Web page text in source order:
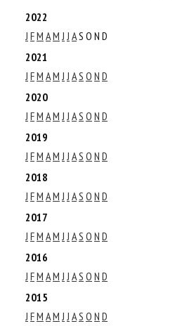
2022
J FM AM J J AS O N D
2021
J FM AM J J AS O N D
2020
J FM AM J J AS O N D
2019
J FM AM J J AS O N D
2018
J FM AM J J AS O N D
2017
J FM AM J J AS O N D
2016
J FM AM J J AS O N D
2015
J FM AM J J AS O N D